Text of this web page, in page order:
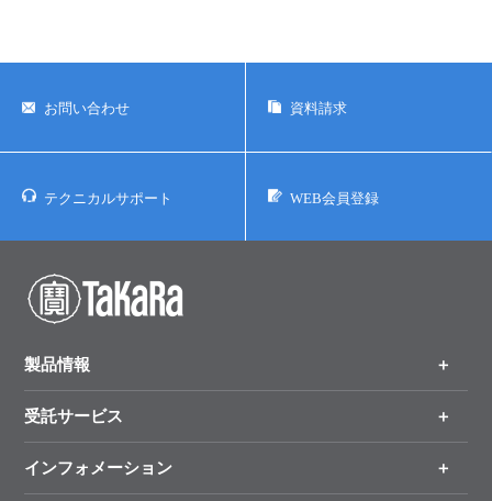
お問い合わせ 資料請求
テクニカルサポート WEB会員登録
製品情報
製品一覧
（分野、カテゴリーから探す）
受託サービス
オンライン注文
インフォメーション